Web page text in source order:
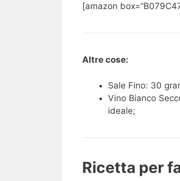
[amazon
Altre cose:
Sale Fino: 30
Vino Bianco
ideale;
Ricetta per